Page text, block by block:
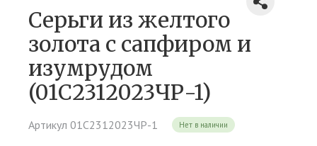
Серьги из желтого
золота c сапфиром и
изумрудом
(01С2312023ЧР-1)
Артикул 01С2312023ЧР-1 Нет в наличии